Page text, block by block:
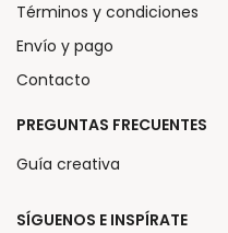
SÍGUENOS E INSPÍRATE
Términos y condiciones
Envío y pago
Contacto
PREGUNTAS FRECUENTES
Guía creativa